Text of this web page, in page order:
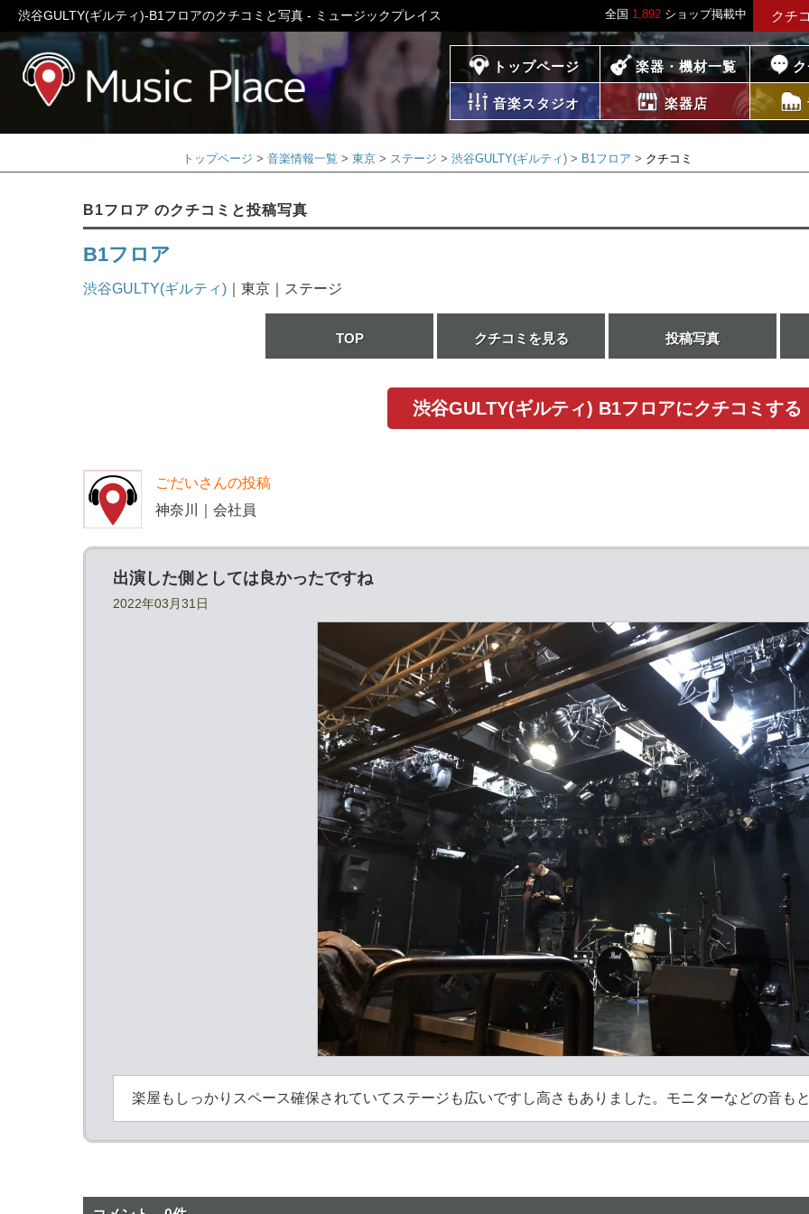
全国 1,892 ショップ掲載中 クチ
渋谷GULTY(ギルティ)-B1フロアのクチコミと写真 - ミュージックプレイス
ミュージックプレイス トップページ 楽器・機材一覧
音楽スタジオ 楽器店
トップページ 音楽情報一覧 東京 ステージ 渋谷GULTY(ギルティ) B1フロア クチコミ
B1フロア のクチコミと投稿写真
B1フロア
渋谷GULTY(ギルティ) ｜東京｜ステージ
TOP クチコミを見る 投稿写真
渋谷GULTY(ギルティ) B1フロアにクチコミする
ごだいさんの投稿
神奈川｜会社員
出演した側としては良かったですね
2022年03月31日
楽屋もしっかりスペース確保されていてステージも広いですし高さもありました。モニターなどの音も